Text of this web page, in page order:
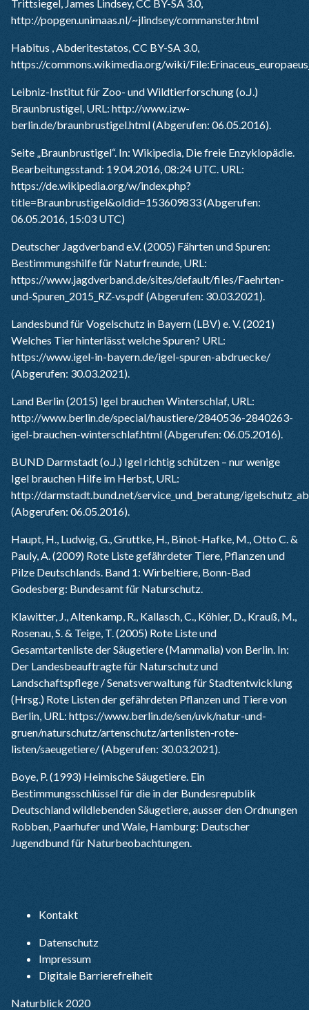
Trittsiegel, James Lindsey, CC BY-SA 3.0,
http://popgen.unimaas.nl/~jlindsey/commanster.html
Habitus , Abderitestatos, CC BY-SA 3.0,
https://commons.wikimedia.org/wiki/
Leibniz-Institut für Zoo- und Wildtierforschung (o.J.)
Braunbrustigel, URL: http://www.izw-
berlin.de/braunbrustigel.html(Abgerufen: 06.05.2016).
Seite „Braunbrustigel“. In: Wikipedia, Die freie Enzyklopädie.
Bearbeitungsstand: 19.04.2016, 08:24 UTC. URL:
https://de.wikipedia.org/w/index.php?
title=Braunbrustigel&oldid=153609833(Abgerufen:
06.05.2016, 15:03 UTC)
Deutscher Jagdverband e.V. (2005) Fährten und Spuren:
Bestimmungshilfe für Naturfreunde, URL:
https://www.jagdverband.de/sites/default/files/Faehrten-
und-Spuren_2015_RZ-vs.pdf(Abgerufen: 30.03.2021).
Landesbund für Vogelschutz in Bayern (LBV) e. V. (2021)
Welches Tier hinterlässt welche Spuren? URL:
https://www.igel-in-bayern.de/igel-spuren-abdruecke/
(Abgerufen: 30.03.2021).
Land Berlin (2015) Igel brauchen Winterschlaf, URL:
http://www.berlin.de/special/haustiere/2840536-2840263-
igel-brauchen-winterschlaf.html(Abgerufen: 06.05.2016).
BUND Darmstadt (o.J.) Igel richtig schützen – nur wenige
Igel brauchen Hilfe im Herbst, URL:
http://darmstadt.bund.net/service_und_beratung/
(Abgerufen: 06.05.2016).
Haupt, H., Ludwig, G., Gruttke, H., Binot-Hafke, M., Otto C. &
Pauly, A. (2009) Rote Liste gefährdeter Tiere, Pflanzen und
Pilze Deutschlands. Band 1: Wirbeltiere, Bonn-Bad
Godesberg: Bundesamt für Naturschutz.
Klawitter, J., Altenkamp, R., Kallasch, C., Köhler, D., Krauß, M.,
Rosenau, S. & Teige, T. (2005) Rote Liste und
Gesamtartenliste der Säugetiere (Mammalia) von Berlin. In:
Der Landesbeauftragte für Naturschutz und
Landschaftspflege / Senatsverwaltung für Stadtentwicklung
(Hrsg.) Rote Listen der gefährdeten Pflanzen und Tiere von
Berlin, URL: https://www.berlin.de/sen/uvk/natur-und-
gruen/naturschutz/artenschutz/artenlisten-rote-
listen/saeugetiere/(Abgerufen: 30.03.2021).
Boye, P. (1993) Heimische Säugetiere. Ein
Bestimmungsschlüssel für die in der Bundesrepublik
Deutschland wildlebenden Säugetiere, ausser den Ordnungen
Robben, Paarhufer und Wale, Hamburg: Deutscher
Jugendbund für Naturbeobachtungen.
Kontakt
Datenschutz
Impressum
Digitale Barrierefreiheit
Naturblick 2020